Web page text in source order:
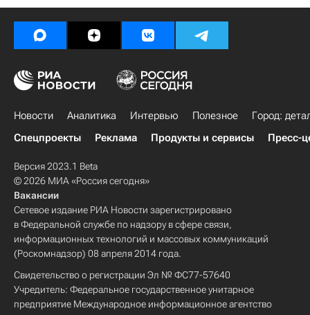
Новости Аналитика Интервью Полезное
Город:
Спецпроекты
Реклама Продукты и сервисы Пресс-
Версия 2023.1 Beta
© 2026 МИА «Россия сегодня»
Вакансии
Сетевое издание РИА Новости зарегистрировано
в Федеральной службе по надзору в сфере связи,
информационных технологий и массовых коммуникаций
(Роскомнадзор) 08 апреля 2014 года.
Свидетельство о регистрации Эл № ФС77-57640
Учредитель: Федеральное государственное унитарное
предприятие Международное информационное агентство